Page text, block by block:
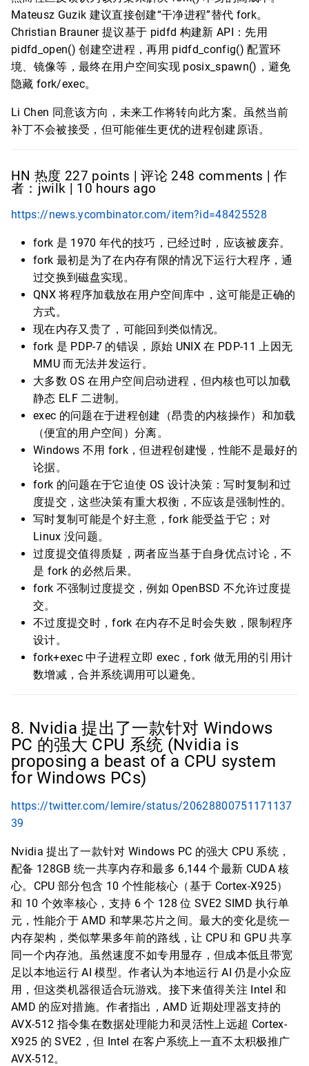
Mateusz Guzik 建议直接创建“干净进程”替代 fork。
Christian Brauner 提议基于 pidfd 构建新 API：先用
pidfd_open() 创建空进程，再用 pidfd_config() 配置环
境、镜像等，最终在用户空间实现 posix_spawn()，避免
隐藏 fork/exec。
Li Chen 同意该方向，未来工作将转向此方案。虽然当前
补丁不会被接受，但可能催生更优的进程创建原语。
HN 热度 227 points | 评论 248 comments | 作
者：jwilk | 10 hours ago
https://news.ycombinator.com/item?id=48425528
fork 是 1970 年代的技巧，已经过时，应该被废弃。
fork 最初是为了在内存有限的情况下运行大程序，通
过交换到磁盘实现。
QNX 将程序加载放在用户空间库中，这可能是正确的
方式。
现在内存又贵了，可能回到类似情况。
fork 是 PDP-7 的错误，原始 UNIX 在 PDP-11 上因无
MMU 而无法并发运行。
大多数 OS 在用户空间启动进程，但内核也可以加载
静态 ELF 二进制。
exec 的问题在于进程创建（昂贵的内核操作）和加载
（便宜的用户空间）分离。
Windows 不用 fork，但进程创建慢，性能不是最好的
论据。
fork 的问题在于它迫使 OS 设计决策：写时复制和过
度提交，这些决策有重大权衡，不应该是强制性的。
写时复制可能是个好主意，fork 能受益于它；对
Linux 没问题。
过度提交值得质疑，两者应当基于自身优点讨论，不
是 fork 的必然后果。
fork 不强制过度提交，例如 OpenBSD 不允许过度提
交。
不过度提交时，fork 在内存不足时会失败，限制程序
设计。
fork+exec 中子进程立即 exec，fork 做无用的引用计
数增减，合并系统调用可以避免。
8. Nvidia 提出了一款针对 Windows
PC 的强大 CPU 系统 (Nvidia is
proposing a beast of a CPU system
for Windows PCs)
https://twitter.com/lemire/status/20628800751171137
39
Nvidia 提出了一款针对 Windows PC 的强大 CPU 系统，
配备 128GB 统一共享内存和最多 6,144 个最新 CUDA 核
心。CPU 部分包含 10 个性能核心（基于 Cortex-X925）
和 10 个效率核心，支持 6 个 128 位 SVE2 SIMD 执行单
元，性能介于 AMD 和苹果芯片之间。最大的变化是统一
内存架构，类似苹果多年前的路线，让 CPU 和 GPU 共享
同一个内存池。虽然速度不如专用显存，但成本低且带宽
足以本地运行 AI 模型。作者认为本地运行 AI 仍是小众应
用，但这类机器很适合玩游戏。接下来值得关注 Intel 和
AMD 的应对措施。作者指出，AMD 近期处理器支持的
AVX-512 指令集在数据处理能力和灵活性上远超 Cortex-
X925 的 SVE2，但 Intel 在客户系统上一直不太积极推广
AVX-512。